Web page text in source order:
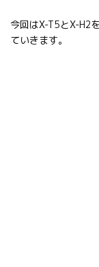
今回はX-T5とX-H2
ていきます。